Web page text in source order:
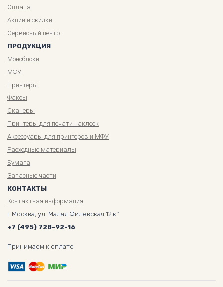
Оплата
Акции и скидки
Сервисный центр
ПРОДУКЦИЯ
Моноблоки
МФУ
Принтеры
Факсы
Сканеры
Принтеры для печати наклеек
Аксессуары для принтеров и МФУ
Расходные материалы
Бумага
Запасные части
КОНТАКТЫ
Контактная информация
г.Москва, ул. Малая Филёвская 12 к.1
+7 (495) 728-92-16
Принимаем к оплате